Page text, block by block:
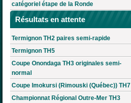
catégoriel étape de la Ronde
Résultats en attente
Termignon TH2 paires semi-rapide
Termignon TH5
Coupe Onondaga TH3 originales semi-
normal
Coupe Imokursi (Rimouski (Québec)) TH7
Championnat Régional Outre-Mer TH3